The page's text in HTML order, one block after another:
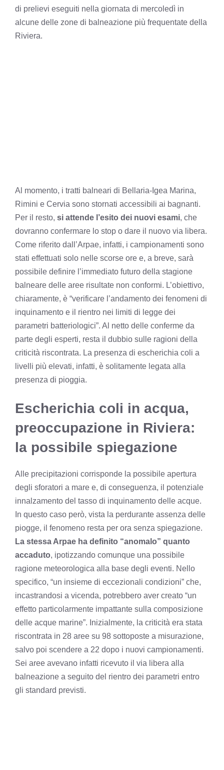
di prelievi eseguiti nella giornata di mercoledì in
alcune delle zone di balneazione più frequentate della
Riviera.
Al momento, i tratti balneari di Bellaria-Igea Marina,
Rimini e Cervia sono stornati accessibili ai bagnanti.
Per il resto, si attende l’esito dei nuovi esami, che
dovranno confermare lo stop o dare il nuovo via libera.
Come riferito dall’Arpae, infatti, i campionamenti sono
stati effettuati solo nelle scorse ore e, a breve, sarà
possibile definire l’immediato futuro della stagione
balneare delle aree risultate non conformi. L’obiettivo,
chiaramente, è “verificare l’andamento dei fenomeni di
inquinamento e il rientro nei limiti di legge dei
parametri batteriologici”. Al netto delle conferme da
parte degli esperti, resta il dubbio sulle ragioni della
criticità riscontrata. La presenza di escherichia coli a
livelli più elevati, infatti, è solitamente legata alla
presenza di pioggia.
Escherichia coli in acqua,
preoccupazione in Riviera:
la possibile spiegazione
Alle precipitazioni corrisponde la possibile apertura
degli sforatori a mare e, di conseguenza, il potenziale
innalzamento del tasso di inquinamento delle acque.
In questo caso però, vista la perdurante assenza delle
piogge, il fenomeno resta per ora senza spiegazione.
La stessa Arpae ha definito “anomalo” quanto
accaduto, ipotizzando comunque una possibile
ragione meteorologica alla base degli eventi. Nello
specifico, “un insieme di eccezionali condizioni” che,
incastrandosi a vicenda, potrebbero aver creato “un
effetto particolarmente impattante sulla composizione
delle acque marine”. Inizialmente, la criticità era stata
riscontrata in 28 aree su 98 sottoposte a misurazione,
salvo poi scendere a 22 dopo i nuovi campionamenti.
Sei aree avevano infatti ricevuto il via libera alla
balneazione a seguito del rientro dei parametri entro
gli standard previsti.